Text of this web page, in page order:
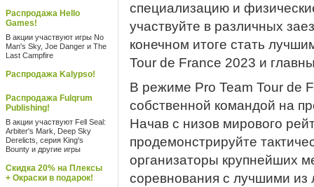
Распродажа Hello
Games!
В акции участвуют игры No
Man's Sky, Joe Danger и The
Last Campfire
Распродажа Kalypso!
Распродажа Fulqrum
Publishing!
В акции участвуют Fell Seal:
Arbiter's Mark, Deep Sky
Derelicts, серия King's
Bounty и другие игры
Скидка 20% на Плексы
+ Окраски в подарок!
специализацию и
участвуйте в различных
конечном итоге стать
Tour de France 2023 и
В режиме Pro Team Tour de
собственной командой на
Начав с низов мирового
продемонстрируйте
организаторы крупнейших
соревнования с лучшими из